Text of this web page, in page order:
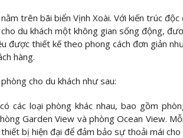
trên bãi biển Vịnh Xoài. Với kiến trúc độc
du khách một không gian sống động,
được thiết kế theo phong cách đơn giản
hàng.
cho du khách như sau:
các loại phòng khác nhau, bao gồm
Garden View và phòng Ocean View.
bị hiện đại để đảm bảo sự thoải mái cho